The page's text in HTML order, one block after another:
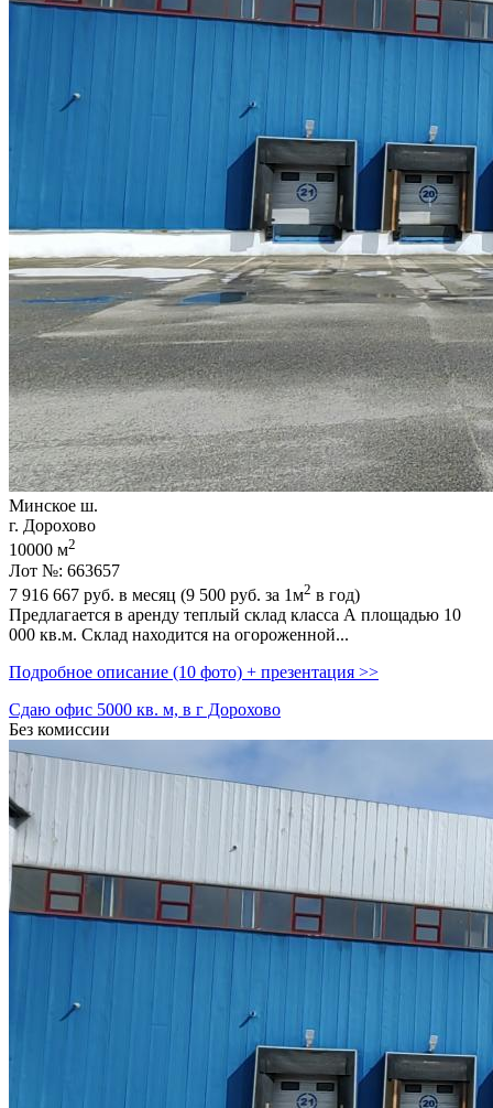
Минское ш.
г. Дорохово
10000 м2
Лот №: 663657
7 916 667 руб. в месяц (9 500 руб. за 1м2 в год)
Предлагается в аренду теплый склад класса А площадью 10
000 кв.м. Склад находится на огороженной...
Подробное описание (10 фото) + презентация >>
Сдаю офис 5000 кв. м, в г Дорохово
Без комиссии